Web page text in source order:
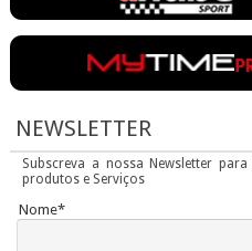
NEWSLETTER
Subscreva a nossa Newsletter
produtos e Serviços
Nome*